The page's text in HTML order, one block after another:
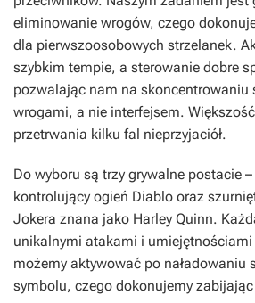
eliminowanie wrogów, czego
dla pierwszoosobowych strzelanek.
szybkim tempie, a sterowanie dobre
pozwalając nam na skoncentrowaniu
wrogami, a nie interfejsem.
przetrwania kilku fal nieprzyjaciół.
Do wyboru są trzy grywalne postacie
kontrolujący ogień Diablo oraz
Jokera znana jako Harley Quinn.
unikalnymi atakami i
możemy aktywować po naładowaniu
symbolu, czego dokonujemy